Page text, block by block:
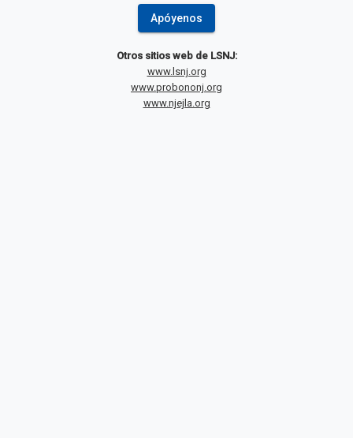
Apóyenos
Otros sitios web de LSNJ:
www.lsnj.org
www.probononj.org
www.njejla.org